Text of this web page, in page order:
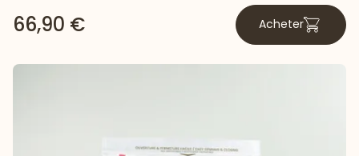
66,90 € Acheter